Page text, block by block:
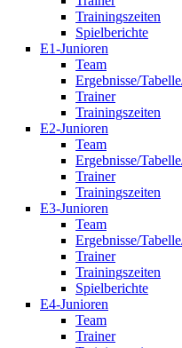
Trainingszeiten
Spielberichte
E1-Junioren
Team
Ergebnisse/
Trainer
Trainingszeiten
E2-Junioren
Team
Ergebnisse/
Trainer
Trainingszeiten
E3-Junioren
Team
Ergebnisse/
Trainer
Trainingszeiten
Spielberichte
E4-Junioren
Team
Trainer